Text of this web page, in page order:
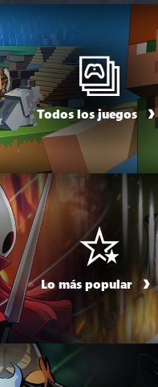
Todos los juegos
Lo más popular